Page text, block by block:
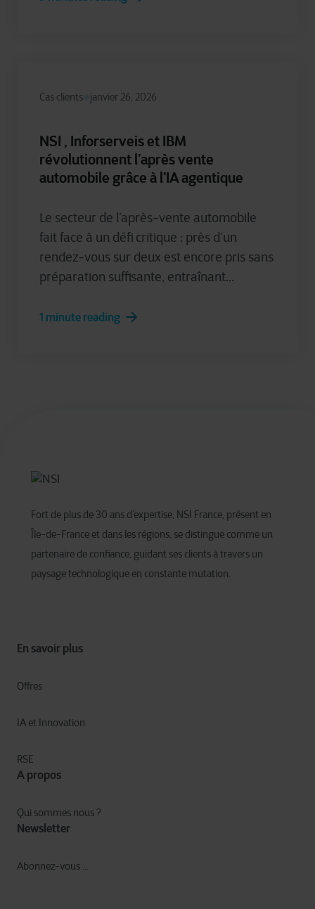
Cas clients janvier 26, 2026
NSI , Inforserveis et IBM
révolutionnent l’après vente
automobile grâce à l’IA agentique
Le secteur de l’après‑vente automobile
fait face à un défi critique : près d’un
rendez-vous sur deux est encore pris sans
préparation suffisante, entraînant...
1 minute reading
Fort de plus de 30 ans d’expertise, NSI France, présent en
Île-de-France et dans les régions, se distingue comme un
partenaire de confiance, guidant ses clients à travers un
paysage technologique en constante mutation. ​
En savoir plus
Offres
IA et Innovation​
RSE
A propos
Qui sommes nous ?
Newsletter
Abonnez-vous ...